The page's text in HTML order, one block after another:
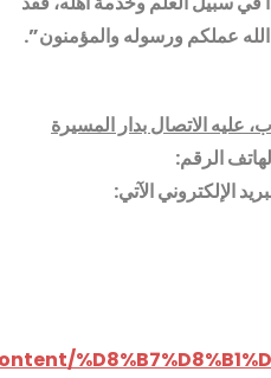
عملكم ورسوله والمؤمنون”.
الاتصال بدار المسيرة
الرقم: